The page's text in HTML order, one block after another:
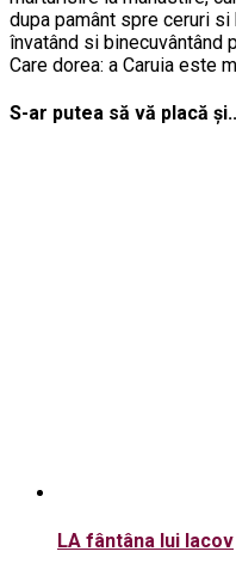
dupa pamânt spre ceruri
învatând si binecuvântând
Care dorea: a Caruia este
S-ar putea să vă placă
LA fântâna lui Iacov